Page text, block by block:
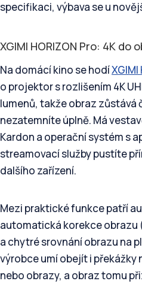
specifikaci, výbava se u
XGIMI HORIZON Pro: 4K do
Na domácí kino se hodíXGIMI
o projektor s rozlišením 4K
lumenů, takže obraz
nezatemníte úplně. Má
Kardon a operační systém s
streamovací služby pustíte
dalšího zařízení.
Mezi praktické funkce patří
automatická korekce obrazu
a chytré srovnání obrazu na
výrobce umí obejít i překážky
nebo obrazy, a obraz tomu